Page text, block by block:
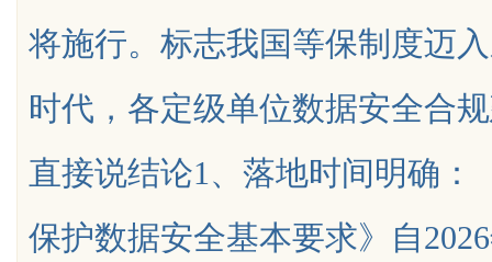
uz将施行。标志我国等保制度迈
时代，各定级单位数据安全合
直接说结论1、落地时间明确：
保护数据安全基本要求》自